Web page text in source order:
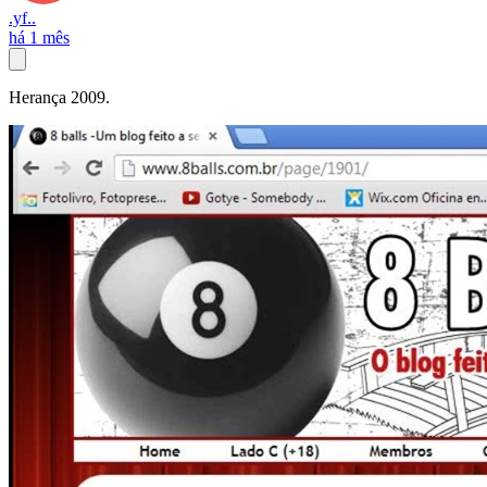
.yf..
há 1 mês
Herança 2009.